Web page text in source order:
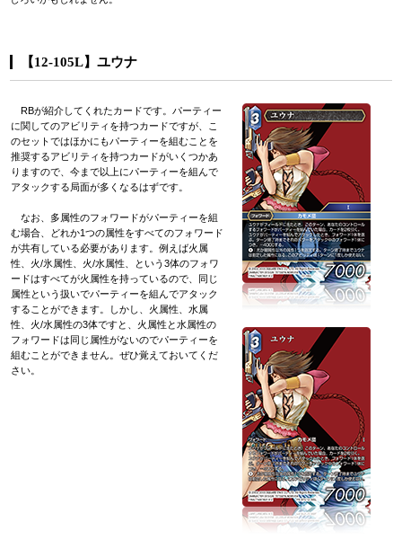
【12-105L】ユウナ
RBが紹介してくれたカードです。パーティー
に関してのアビリティを持つカードですが、こ
のセットではほかにもパーティーを組むことを
推奨するアビリティを持つカードがいくつかあ
りますので、今まで以上にパーティーを組んで
アタックする局面が多くなるはずです。
なお、多属性のフォワードがパーティーを組
む場合、どれか1つの属性をすべてのフォワード
が共有している必要があります。例えば火属
性、火/氷属性、火/水属性、という3体のフォワ
ードはすべてが火属性を持っているので、同じ
属性という扱いでパーティーを組んでアタック
することができます。しかし、火属性、水属
性、火/水属性の3体ですと、火属性と水属性の
フォワードは同じ属性がないのでパーティーを
組むことができません。ぜひ覚えておいてくだ
さい。